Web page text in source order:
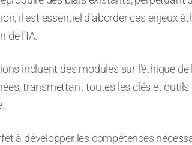
il est essentiel d’aborder ces enjeux
de l’IA.
incluent des modules sur l’éthique de
transmettant toutes les clés et
à développer les compétences